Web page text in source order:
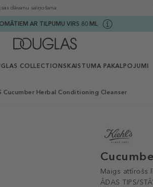
dāvanu saiņošana
AR TILPUMU VIRS 80 ML
COLLECTION SKAISTUMA PAKALPOJUMI
Cucumber Herbal Conditioning Cleanser
Maigs attīrošs
ĀDAS TIPS/